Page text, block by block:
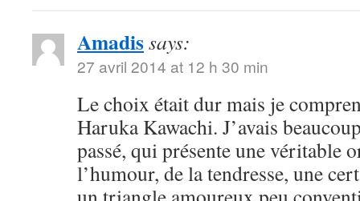
Amadissays:
27 avril 2014 at 12 h 30 min
Le choix était dur mais je
Haruka Kawachi. J’avais
passé, qui présente une véritable
l’humour, de la tendresse, une